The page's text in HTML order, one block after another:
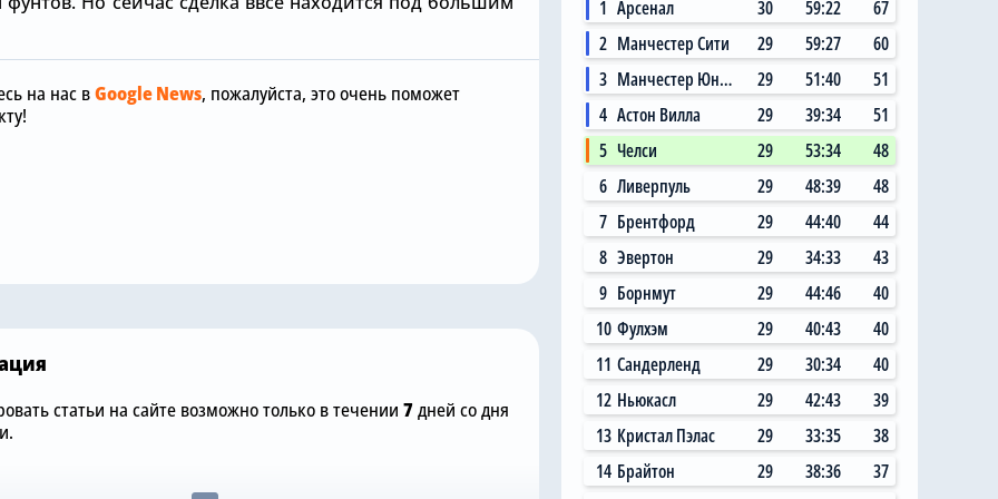
на нас вGoogle News, пожалуйста, это очень поможет
размере £75 млн за звезду
Вчера, 11:14
Главный любитель
«привозов» в «Челси»
рад, что он теперь не
самый «старый дядя» в
клубе
статьи на сайте возможно только в течении 7дней со дня
1 Арсенал 30 59:22
67
2 Манчестер Сити 29 59:27
60
3
Манчестер Юнайтед 29 51:40
51
4 Астон Вилла 29 39:34
51
5 Челси 29 53:34
48
6 Ливерпуль 29 48:39
48
7 Брентфорд 29 44:40
44
8 Эвертон 29 34:33
43
9 Борнмут 29 44:46
40
10 Фулхэм 29 40:43
40
11 Сандерленд 29 30:34
40
12 Ньюкасл 29 42:43
39
13 Кристал Пэлас 29 33:35
38
14 Брайтон 29 38:36
37